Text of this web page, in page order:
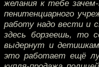
желания к тебе
пенитенциарного
работу надо вести и
здесь борзеешь, то
выдернут и
это работает ещё